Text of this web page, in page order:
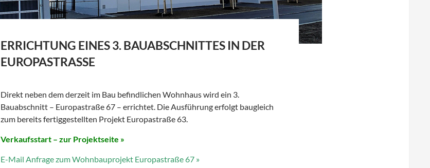
ERRICHTUNG EINES 3. BAUABSCHNITTES IN DER
EUROPASTRASSE
Direkt neben dem derzeit im Bau befindlichen Wohnhaus wird ein 3.
Bauabschnitt – Europastraße 67 – errichtet. Die Ausführung erfolgt baugleich
zum bereits fertiggestellten Projekt Europastraße 63.
Verkaufsstart – zur Projektseite »
E-Mail Anfrage zum Wohnbauprojekt Europastraße 67 »